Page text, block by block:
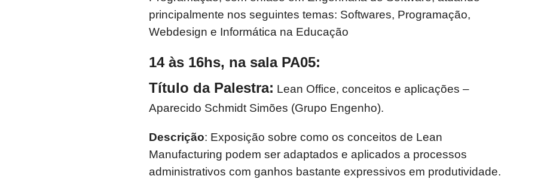
principalmente nos seguintes temas: Softwares, Programação,
Webdesign e Informática na Educação
14 às 16hs, na sala PA05:
Título da Palestra: Lean Office, conceitos e aplicações –
Aparecido Schmidt Simões (Grupo Engenho).
Descrição: Exposição sobre como os conceitos de Lean
Manufacturing podem ser adaptados e aplicados a processos
administrativos com ganhos bastante expressivos em produtividade.